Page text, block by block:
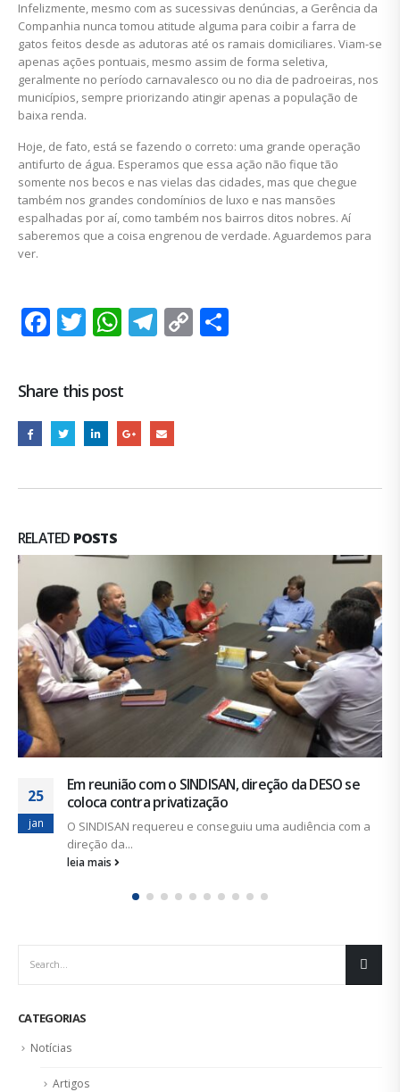
Infelizmente, mesmo com as sucessivas denúncias, a Gerência da
Companhia nunca tomou atitude alguma para coibir a farra de
gatos feitos desde as adutoras até os ramais domiciliares. Viam-se
apenas ações pontuais, mesmo assim de forma seletiva,
geralmente no período carnavalesco ou no dia de padroeiras, nos
municípios, sempre priorizando atingir apenas a população de
baixa renda.
Hoje, de fato, está se fazendo o correto: uma grande operação
antifurto de água. Esperamos que essa ação não fique tão
somente nos becos e nas vielas das cidades, mas que chegue
também nos grandes condomínios de luxo e nas mansões
espalhadas por aí, como também nos bairros ditos nobres. Aí
saberemos que a coisa engrenou de verdade. Aguardemos para
ver.
Facebook
Twitter
WhatsApp
Telegram
Copy
Share this post
RELATED POSTS
19
nov
Reajuste para os trabalhadores e trabalhadoras da
DESO deve ser de 4,6%
Aprovado na Assembleia Geral do dia 23 de novembro de
2023,...
leia mais
CATEGORIAS
Notícias
Artigos